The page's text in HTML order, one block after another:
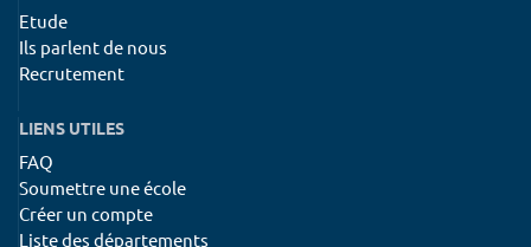
Etude
Ils parlent de nous
Recrutement
LIENS UTILES
FAQ
Soumettre une école
Créer un compte
Liste des départements